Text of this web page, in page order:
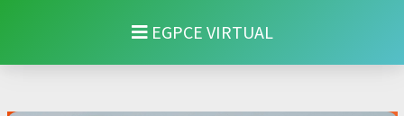
EGPCE VIRTUAL